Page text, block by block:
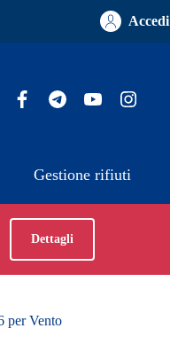
FacebookTelegramYouTube
Gestione rifiuti
Dettagli
per Vento